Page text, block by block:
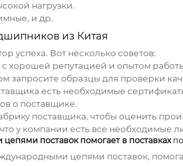
нагрузки.
и др.
из Китая
успеха. Вот несколько советов:
хорошей репутацией и опытом
запросите образцы для проверки
есть необходимые
о поставщике.
поставщика, чтобы оценить
у компании есть все необходимые
поставок помогает в поставках
цепями поставок,